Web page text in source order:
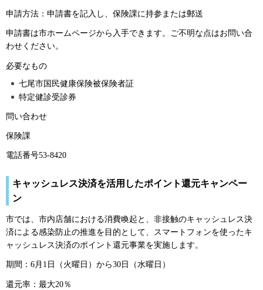
申請方法：申請書を記入し、保険課に持参または郵送
申請書は市ホームページから入手できます。ご不明な点はお問い合
わせください。
必要なもの
七尾市国民健康保険被保険者証
特定健診受診券
問い合わせ
保険課
電話番号53-8420
キャッシュレス決済を活用したポイント還元キャンペー
ン
市では、市内店舗における消費喚起と、非接触のキャッシュレス決
済による感染防止の推進を目的として、スマートフォンを使ったキ
ャッシュレス決済のポイント還元事業を実施します。
期間：6月1日（火曜日）から30日（水曜日）
還元率：最大20％